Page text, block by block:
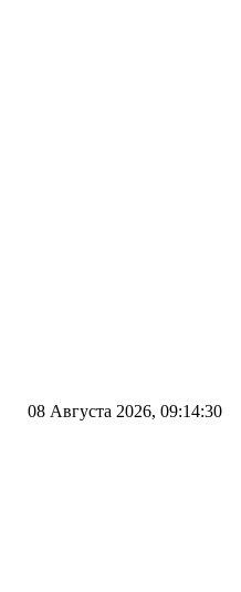
08 Августа 2026, 09:14:30